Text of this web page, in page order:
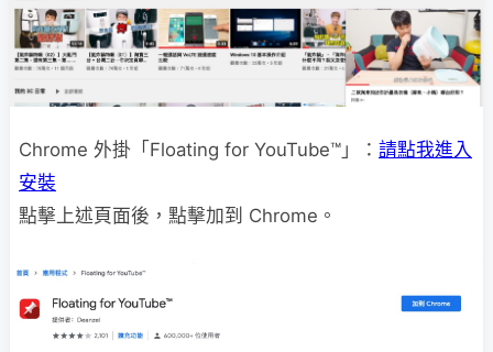
Chrome 外掛「Floating for YouTube™」： 請點我進入
安裝
點擊上述頁面後，點擊加到 Chrome。